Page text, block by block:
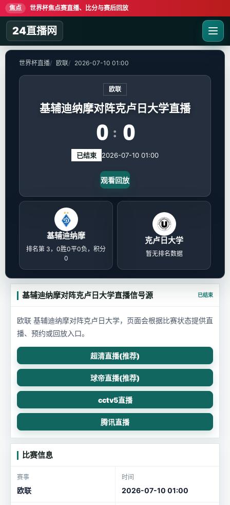
焦点 世界杯焦点赛直播、比分与赛后回放
24直播网
世界杯直播 欧联 2026-07-10 01:00
基辅迪纳摩
排名第 3，0胜0平0负，积分
0
欧联
基辅迪纳摩对阵克卢日大学直播
0 : 0
已结束 2026-07-10 01:00
观看回放
克卢日大学
暂无排名数据
基辅迪纳摩对阵克卢日大学直播信号源 已结束
欧联 基辅迪纳摩对阵克卢日大学，页面会根据比赛状态提供直
播、预约或回放入口。
超清直播(推荐)
球帝直播(推荐)
cctv5直播
腾讯直播
比赛信息
赛事
欧联
时间
2026-07-10 01:00